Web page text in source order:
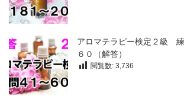
アロマテラピー検定２級
６０（解答）
閲覧数: 3,736